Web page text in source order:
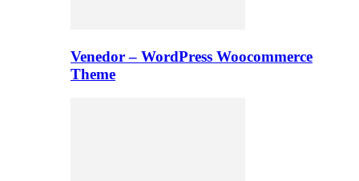
Venedor – WordPress Woocommerce
Theme